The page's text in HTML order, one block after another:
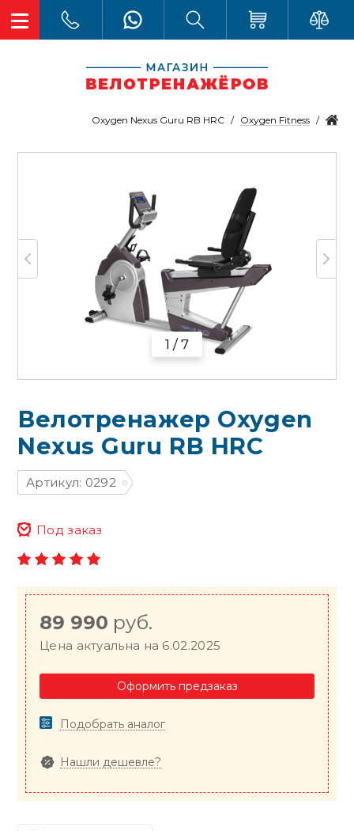
Oxygen Fitness
Oxygen Nexus Guru RB HRC
1 / 7
Велотренажер Oxygen
Nexus Guru RB HRC
Артикул: 0292
Под заказ
89 990 руб.
Цена актуальна на 6.02.2025
Оформить предзаказ
Подобрать аналог
Нашли дешевле?